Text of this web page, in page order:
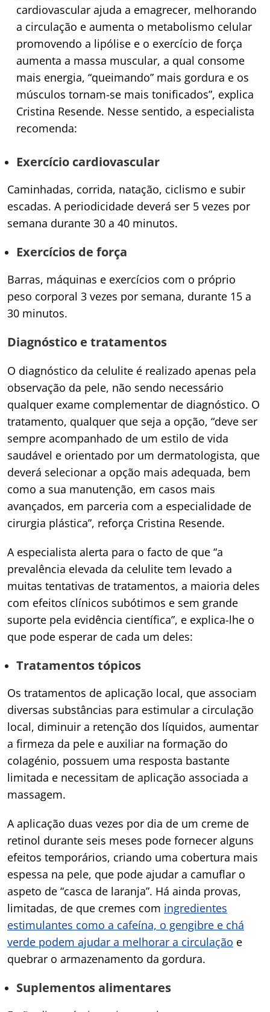
cardiovascular ajuda a emagrecer, melhorando
a circulação e aumenta o metabolismo celular
promovendo a lipólise e o exercício de força
aumenta a massa muscular, a qual consome
mais energia, “queimando” mais gordura e os
músculos tornam-se mais tonificados”, explica
Cristina Resende. Nesse sentido, a especialista
recomenda:
Exercício cardiovascular
Caminhadas, corrida, natação, ciclismo e subir
escadas. A periodicidade deverá ser 5 vezes por
semana durante 30 a 40 minutos.
Exercícios de força
Barras, máquinas e exercícios com o próprio
peso corporal 3 vezes por semana, durante 15 a
30 minutos.
Diagnóstico e tratamentos
O diagnóstico da celulite é realizado apenas pela
observação da pele, não sendo necessário
qualquer exame complementar de diagnóstico. O
tratamento, qualquer que seja a opção, “deve ser
sempre acompanhado de um estilo de vida
saudável e orientado por um dermatologista, que
deverá selecionar a opção mais adequada, bem
como a sua manutenção, em casos mais
avançados, em parceria com a especialidade de
cirurgia plástica”, reforça Cristina Resende.
A especialista alerta para o facto de que “a
prevalência elevada da celulite tem levado a
muitas tentativas de tratamentos, a maioria deles
com efeitos clínicos subótimos e sem grande
suporte pela evidência científica”, e explica-lhe o
que pode esperar de cada um deles:
Tratamentos tópicos
Os tratamentos de aplicação local, que associam
diversas substâncias para estimular a circulação
local, diminuir a retenção dos líquidos, aumentar
a firmeza da pele e auxiliar na formação do
colagénio, possuem uma resposta bastante
limitada e necessitam de aplicação associada a
massagem.
A aplicação duas vezes por dia de um creme de
retinol durante seis meses pode fornecer alguns
efeitos temporários, criando uma cobertura mais
espessa na pele, que pode ajudar a camuflar o
aspeto de “casca de laranja”. Há ainda provas,
limitadas, de que cremes com ingredientes
estimulantes como a cafeína, o gengibre e chá
verde podem ajudar a melhorar a circulação e
quebrar o armazenamento da gordura.
Suplementos alimentares